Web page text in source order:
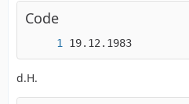
Code
19.12.1983
d.H.